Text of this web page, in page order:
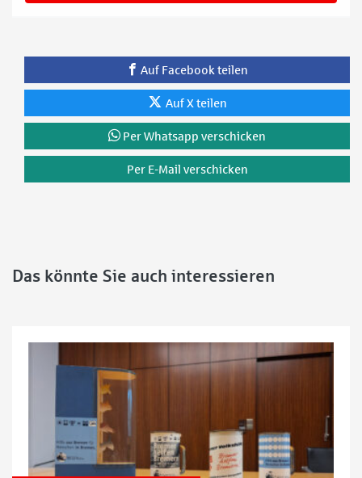
Auf Facebook teilen
Auf X teilen
Per Whatsapp verschicken
Per E-Mail verschicken
Das könnte Sie auch interessieren